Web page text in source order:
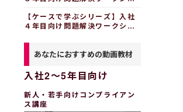
【ケースで学ぶシリーズ】入社
４年目向け問題解決ワークショ
あなたにおすすめの動画教材
入社2～5年目向け
新人・若手向けコンプライアン
ス講座